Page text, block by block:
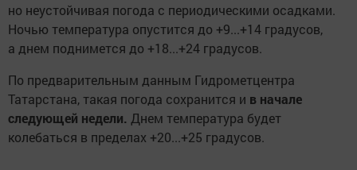
но неустойчивая погода с периодическими осадками.
Ночью температура опустится до +9...+14 градусов,
а днем поднимется до +18...+24 градусов.
По предварительным данным Гидрометцентра
Татарстана, такая погода сохранится и в начале
следующей недели. Днем температура будет
колебаться в пределах +20...+25 градусов.